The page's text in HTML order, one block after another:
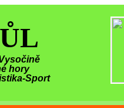
hory
Sport